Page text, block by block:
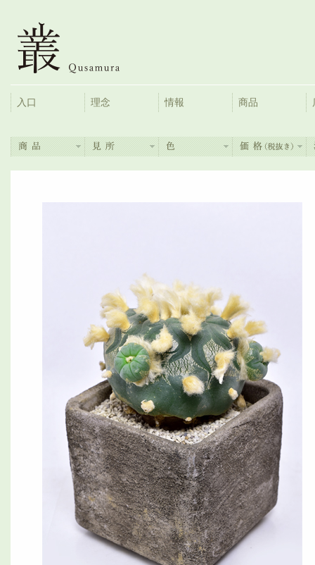
入口 理念 情報 商品